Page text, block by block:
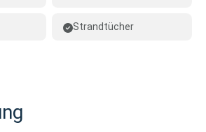
Strandtücher